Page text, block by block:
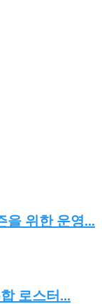
을 위한 운영...
로스터...